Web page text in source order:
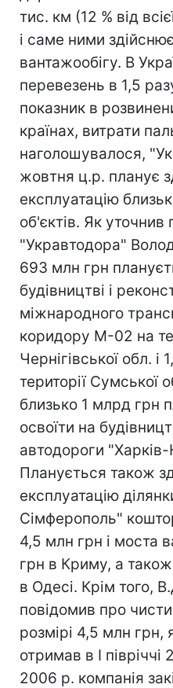
тис. км (12 % від
і саме ними
вантажообігу. В
перевезень в 1,5
показник в
країнах, витрати
наголошувалося,
жовтня ц.р. планує
експлуатацію
об'єктів. Як уточнив
"Укравтодора"
693 млн грн
будівництві і
міжнародного
коридору М-02 на
Чернігівської обл. і
території Сумської
близько 1 млрд грн
освоїти на
автодороги
Планується також
експлуатацію
Сімферополь"
4,5 млн грн і моста
грн в Криму, а
в Одесі. Крім того,
повідомив про
розмірі 4,5 млн грн,
отримав в I півріччі
2006 р. компанія